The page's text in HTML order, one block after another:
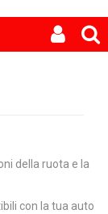
della ruota e la
con la tua auto